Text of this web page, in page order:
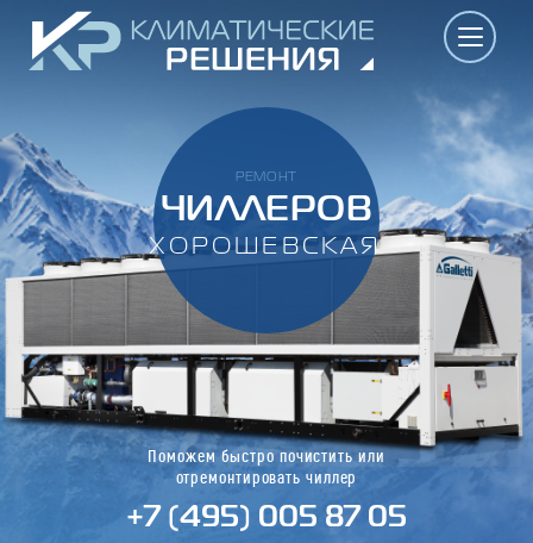
РЕМОНТ
ЧИЛЛЕРОВ
ХОРОШЕВСКАЯ
Поможем быстро почистить или
отремонтировать чиллер
+7 (495) 005 87 05